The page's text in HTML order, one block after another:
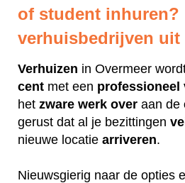
of student inhuren?
verhuisbedrijven uit
Verhuizen in Overmeer
cent met een professioneel
het zware werk over aan de
gerust dat al je bezittingen
nieuwe locatie arriveren.
Nieuwsgierig naar de opties